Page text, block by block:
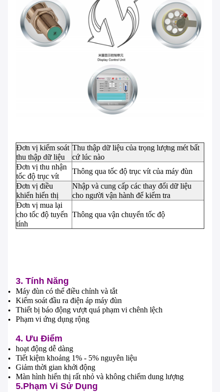
Đơn vị kiểm soát
thu thập dữ liệu
Thu thập dữ liệu của trọng lượng mét bất
cứ lúc nào
Đơn vị thu nhận
tốc độ trục vít
Thông qua tốc độ trục vít của máy đùn
Đơn vị điều
khiển hiển thị
Nhập và cung cấp các thay đổi dữ liệu
cho người vận hành để kiểm tra
Đơn vị mua lại
cho tốc độ tuyến
tính
Thông qua vận chuyển tốc độ
3. Tính Năng
Máy đùn có thể điều chỉnh và tắt
Kiểm soát đầu ra điện áp máy đùn
Thiết bị báo động vượt quá phạm vi chênh lệch
Phạm vi ứng dụng rộng
4. Ưu Điểm
hoạt động dễ dàng
Tiết kiệm khoảng 1% - 5% nguyên liệu
Giảm thời gian khởi động
Màn hình hiển thị rất nhỏ và không chiếm dung lượng
5.Phạm Vi Sử Dụng